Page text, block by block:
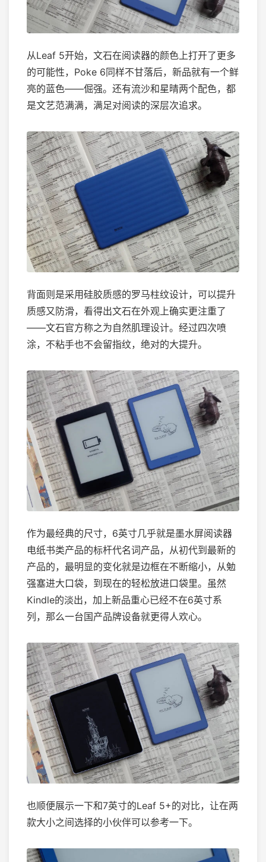
从Leaf 5开始，文石在阅读器的颜色上打开了更多
的可能性，Poke 6同样不甘落后，新品就有一个鲜
亮的蓝色——倔强。还有流沙和星晴两个配色，都
是文艺范满满，满足对阅读的深层次追求。
背面则是采用硅胶质感的罗马柱纹设计，可以提升
质感又防滑，看得出文石在外观上确实更注重了
——文石官方称之为自然肌理设计。经过四次喷
涂，不粘手也不会留指纹，绝对的大提升。
作为最经典的尺寸，6英寸几乎就是墨水屏阅读器
电纸书类产品的标杆代名词产品，从初代到最新的
产品的，最明显的变化就是边框在不断缩小，从勉
强塞进大口袋，到现在的轻松放进口袋里。虽然
Kindle的淡出，加上新品重心已经不在6英寸系
列，那么一台国产品牌设备就更得人欢心。
也顺便展示一下和7英寸的Leaf 5+的对比，让在两
款大小之间选择的小伙伴可以参考一下。